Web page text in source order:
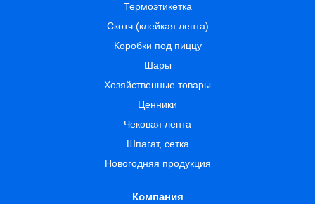
Термоэтикетка
Скотч (клейкая лента)
Коробки под пиццу
Шары
Хозяйственные товары
Ценники
Чековая лента
Шпагат, сетка
Новогодняя продукция
Компания